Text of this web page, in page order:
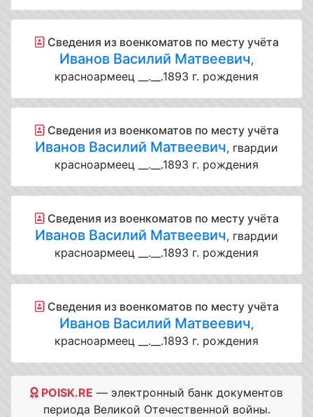
Cведения из военкоматов по месту учёта
Иванов Василий Матвеевич,
красноармеец __.__.1893 г. рождения
Cведения из военкоматов по месту учёта
Иванов Василий Матвеевич, гвардии
красноармеец __.__.1893 г. рождения
Cведения из военкоматов по месту учёта
Иванов Василий Матвеевич, гвардии
красноармеец __.__.1893 г. рождения
Cведения из военкоматов по месту учёта
Иванов Василий Матвеевич,
красноармеец __.__.1893 г. рождения
POISK.RE — электронный банк документов
периода Великой Отечественной войны.